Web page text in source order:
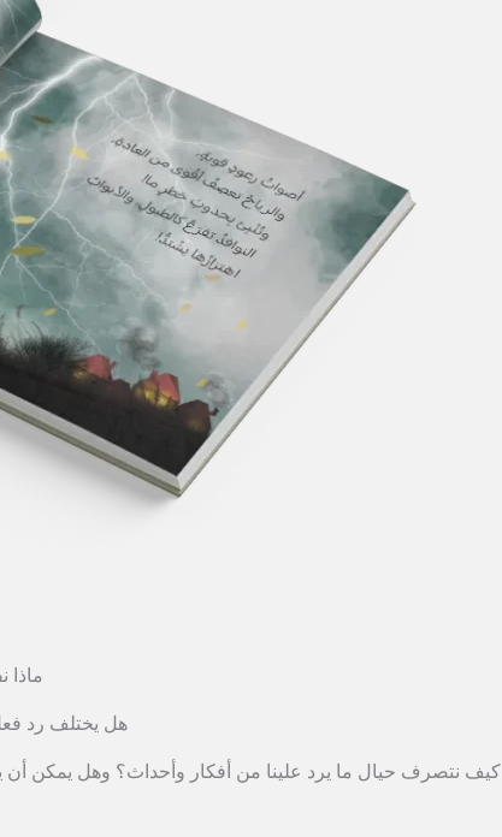
ماذا
هل يختلف رد
كيف نتصرف حيال ما يرد علينا من أفكار وأحداث؟ وهل يمكن أن